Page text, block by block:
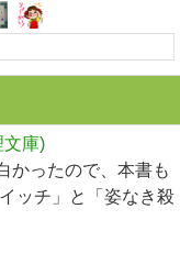
文庫)
かったので、本書も
ッチ」と「姿なき殺